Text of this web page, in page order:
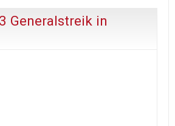
Generalstreik in